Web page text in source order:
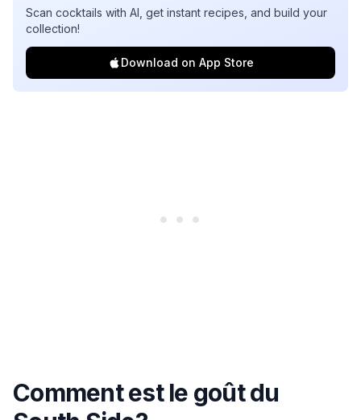
Scan cocktails with AI, get instant recipes, and build your
collection!
Download on App Store
Comment est le goût du